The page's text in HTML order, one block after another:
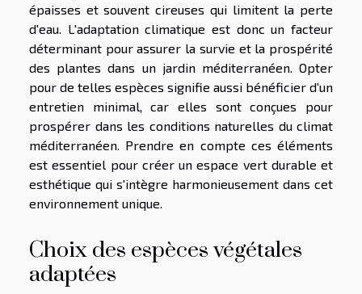
épaisses et souvent cireuses qui limitent la perte
d'eau. L'adaptation climatique est donc un facteur
déterminant pour assurer la survie et la prospérité
des plantes dans un jardin méditerranéen. Opter
pour de telles espèces signifie aussi bénéficier d'un
entretien minimal, car elles sont conçues pour
prospérer dans les conditions naturelles du climat
méditerranéen. Prendre en compte ces éléments
est essentiel pour créer un espace vert durable et
esthétique qui s'intègre harmonieusement dans cet
environnement unique.
Choix des espèces végétales
adaptées